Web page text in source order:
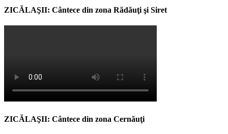
ZICĂLAŞII: Cântece din zona Rădăuţi şi Siret
ZICĂLAŞII: Cântece din zona Cernăuţi